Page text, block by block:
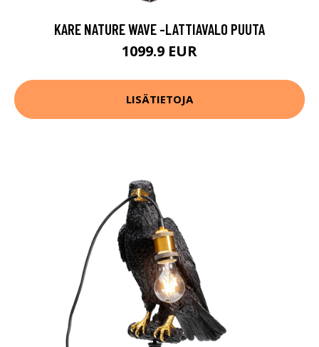
KARE NATURE WAVE -LATTIAVALO PUUTA
1099.9 EUR
LISÄTIETOJA